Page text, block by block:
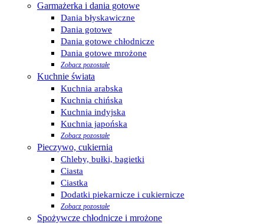
Garmażerka i dania gotowe
Dania błyskawiczne
Dania gotowe
Dania gotowe chłodnicze
Dania gotowe mrożone
Zobacz pozostałe
Kuchnie świata
Kuchnia arabska
Kuchnia chińska
Kuchnia indyjska
Kuchnia japońska
Zobacz pozostałe
Pieczywo, cukiernia
Chleby, bułki, bagietki
Ciasta
Ciastka
Dodatki piekarnicze i cukiernicze
Zobacz pozostałe
Spożywcze chłodnicze i mrożone